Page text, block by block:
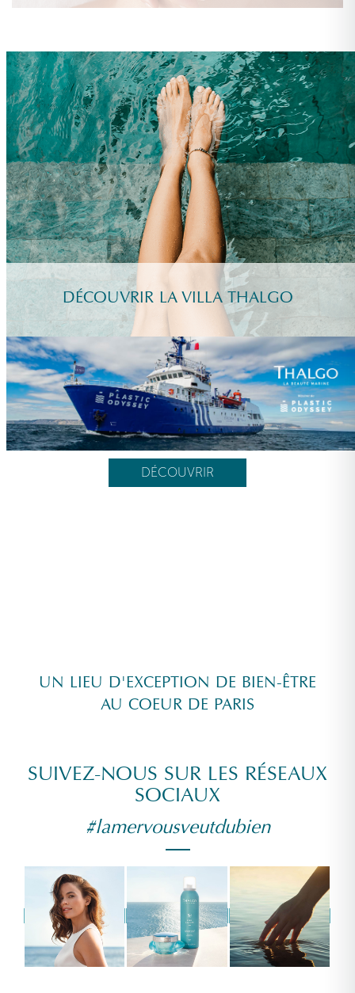
DÉCOUVRIR LA VILLA THALGO
UN LIEU D'EXCEPTION DE BIEN-ÊTRE
AU COEUR DE PARIS
DÉCOUVRIR
SUIVEZ-NOUS SUR LES RÉSEAUX
SOCIAUX
#lamervousveutdubien